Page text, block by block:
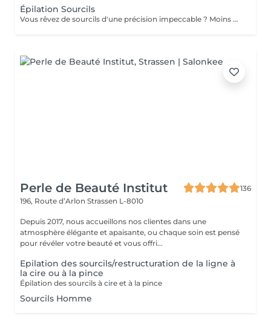
Épilation Sourcils
Vous rêvez de sourcils d'une précision impeccable ? Moins douloureuse que la cire, la technique du fil est aussi beaucoup plus précise : la repousse est plus lente, et la méthode écologique et naturelle. Que demander de plus ?
Perle de Beauté Institut
136
196, Route d’Arlon Strassen L-8010
Depuis 2017, nous accueillons nos clientes dans une
atmosphère élégante et apaisante, ou chaque soin est pensé
pour révéler votre beauté et vous offri...
Epilation des sourcils/restructuration de la ligne à
la cire ou à la pince
Épilation des sourcils à cire et à la pince
Sourcils Homme